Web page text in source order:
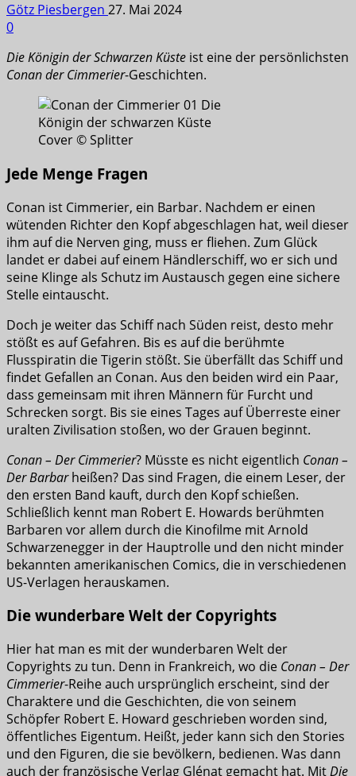
Götz Piesbergen 27. Mai 2024
0
Die Königin der Schwarzen Küste ist eine der persönlichsten
Conan der Cimmerier-Geschichten.
Cover © Splitter
Jede Menge Fragen
Conan ist Cimmerier, ein Barbar. Nachdem er einen
wütenden Richter den Kopf abgeschlagen hat, weil dieser
ihm auf die Nerven ging, muss er fliehen. Zum Glück
landet er dabei auf einem Händlerschiff, wo er sich und
seine Klinge als Schutz im Austausch gegen eine sichere
Stelle eintauscht.
Doch je weiter das Schiff nach Süden reist, desto mehr
stößt es auf Gefahren. Bis es auf die berühmte
Flusspiratin die Tigerin stößt. Sie überfällt das Schiff und
findet Gefallen an Conan. Aus den beiden wird ein Paar,
dass gemeinsam mit ihren Männern für Furcht und
Schrecken sorgt. Bis sie eines Tages auf Überreste einer
uralten Zivilisation stoßen, wo der Grauen beginnt.
Conan – Der Cimmerier? Müsste es nicht eigentlich Conan –
Der Barbarheißen? Das sind Fragen, die einem Leser, der
den ersten Band kauft, durch den Kopf schießen.
Schließlich kennt man Robert E. Howards berühmten
Barbaren vor allem durch die Kinofilme mit Arnold
Schwarzenegger in der Hauptrolle und den nicht minder
bekannten amerikanischen Comics, die in verschiedenen
US-Verlagen herauskamen.
Die wunderbare Welt der Copyrights
Hier hat man es mit der wunderbaren Welt der
Copyrights zu tun. Denn in Frankreich, wo die Conan – Der
Cimmerier-Reihe auch ursprünglich erscheint, sind der
Charaktere und die Geschichten, die von seinem
Schöpfer Robert E. Howard geschrieben worden sind,
öffentliches Eigentum. Heißt, jeder kann sich den Stories
und den Figuren, die sie bevölkern, bedienen. Was dann
auch der französische Verlag Glénat gemacht hat. MitDie